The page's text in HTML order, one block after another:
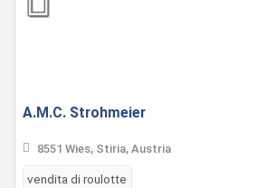
A.M.C. Strohmeier
8551 Wies, Stiria, Austria
vendita di roulotte